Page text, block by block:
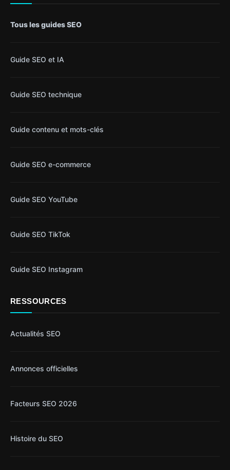
Tous les guides SEO
Guide SEO et IA
Guide SEO technique
Guide contenu et mots-clés
Guide SEO e-commerce
Guide SEO YouTube
Guide SEO TikTok
Guide SEO Instagram
RESSOURCES
Actualités SEO
Annonces officielles
Facteurs SEO 2026
Histoire du SEO